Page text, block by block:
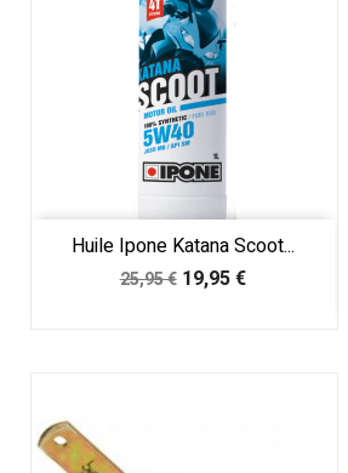
Huile Ipone Katana Scoot...
Prix
25,95 € Prix
19,95 €